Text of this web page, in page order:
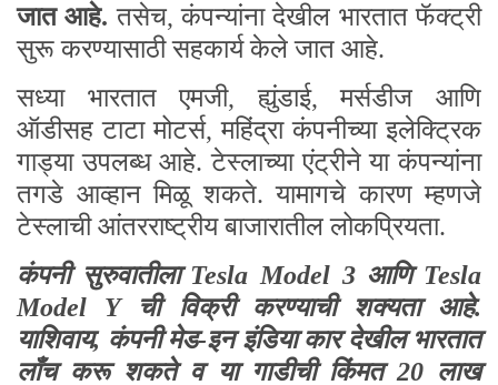
जात आहे. तसेच, कंपन्यांना देखील भारतात फॅक्ट्री
सुरू करण्यासाठी सहकार्य केले जात आहे.
सध्या भारतात एमजी, ह्युंडाई, मर्सडीज आणि
ऑडीसह टाटा मोटर्स, महिंद्रा कंपनीच्या इलेक्ट्रिक
गाड्या उपलब्ध आहे. टेस्लाच्या एंट्रीने या कंपन्यांना
तगडे आव्हान मिळू शकते. यामागचे कारण म्हणजे
टेस्लाची आंतरराष्ट्रीय बाजारातील लोकप्रियता.
कंपनी सुरुवातीला Tesla Model 3 आणि Tesla
Model Y
ची विक्री करण्याची शक्यता आहे.
याशिवाय, कंपनी मेड-इन इंडिया कार देखील भारतात
लाँच करू शकते व या गाडीची किंमत 20 लाख